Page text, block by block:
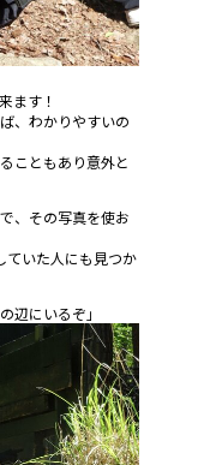
ます！
、わかりやすいの
こともあり意外と
、その写真を使お
ていた人にも見つか
辺にいるぞ」